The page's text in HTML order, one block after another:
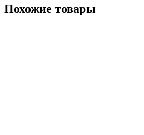
Похожие товары